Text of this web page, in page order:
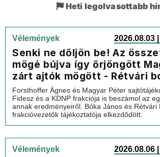
Heti legolvasottabb
Vélemények 2026.08.03
Senki ne dőljön be! Az
mögé bújva így őrjöngött
zárt ajtók mögött - Rétvári
Forsthoffer Ágnes és Magyar Péter
Fidesz és a KDNP frakciója is beszámol az
annak eredményeiről. Bóka János és Rétvári
frakcióvezetők tájékoztatója elkezdődött.
Vélemények 2026.08.06